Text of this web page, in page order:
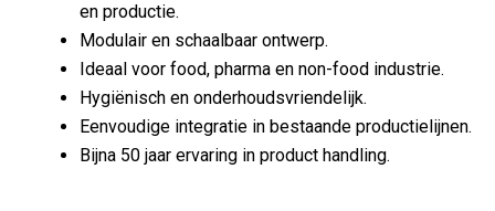
en productie.
Modulair en schaalbaar ontwerp.
Ideaal voor food, pharma en non-food industrie.
Hygiënisch en onderhoudsvriendelijk.
Eenvoudige integratie in bestaande productielijnen.
Bijna 50 jaar ervaring in product handling.